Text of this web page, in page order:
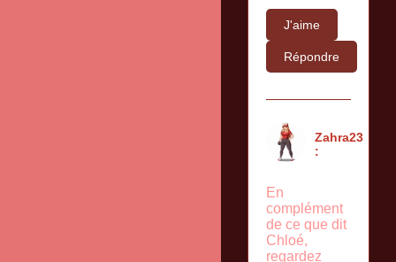
J'aime
Répondre
Zahra23
:
En
complément
de ce que dit
Chloé,
regardez